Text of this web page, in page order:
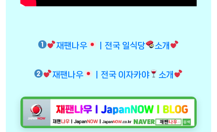
재팬나우 ㅣ전국 일식당 소개
재팬나우 ㅣ전국 이자카야 소개